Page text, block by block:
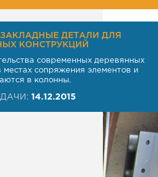
ДЕТАЛИ ДЛЯ
КОНСТРУКЦИЙ
современных деревянных
местах сопряжения элементов и
в колонны.
14.12.2015